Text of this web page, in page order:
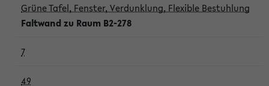
Grüne Tafel, Fenster, Verdunklung, Flexible Bestuhlung
Faltwand zu Raum B2-278
7
49